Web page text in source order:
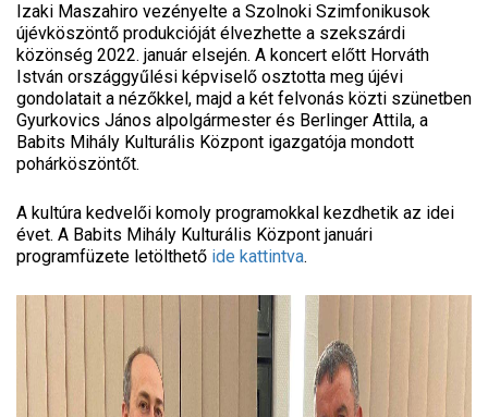
Izaki Maszahiro vezényelte a Szolnoki Szimfonikusok
újévköszöntő produkcióját élvezhette a szekszárdi
közönség 2022. január elsején. A koncert előtt Horváth
István országgyűlési képviselő osztotta meg újévi
gondolatait a nézőkkel, majd a két felvonás közti szünetben
Gyurkovics János alpolgármester és Berlinger Attila, a
Babits Mihály Kulturális Központ igazgatója mondott
pohárköszöntőt.
A kultúra kedvelői komoly programokkal kezdhetik az idei
évet. A Babits Mihály Kulturális Központ januári
programfüzete letölthető ide kattintva.